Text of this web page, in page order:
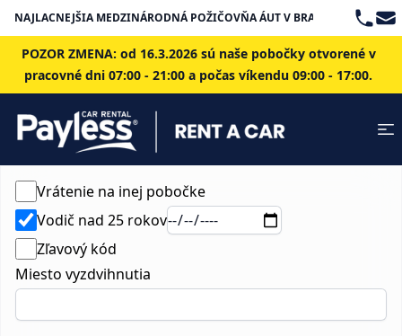
NAJLACNEJŠIA MEDZINÁRODNÁ POŽIČOVŇA ÁUT V BRATISLAVE
POZOR ZMENA: od 16.3.2026 sú naše pobočky otvorené v
pracovné dni 07:00 - 21:00 a počas víkendu 09:00 - 17:00.
Vrátenie na inej pobočke
Vodič nad 25 rokov
Zľavový kód
Miesto vyzdvihnutia